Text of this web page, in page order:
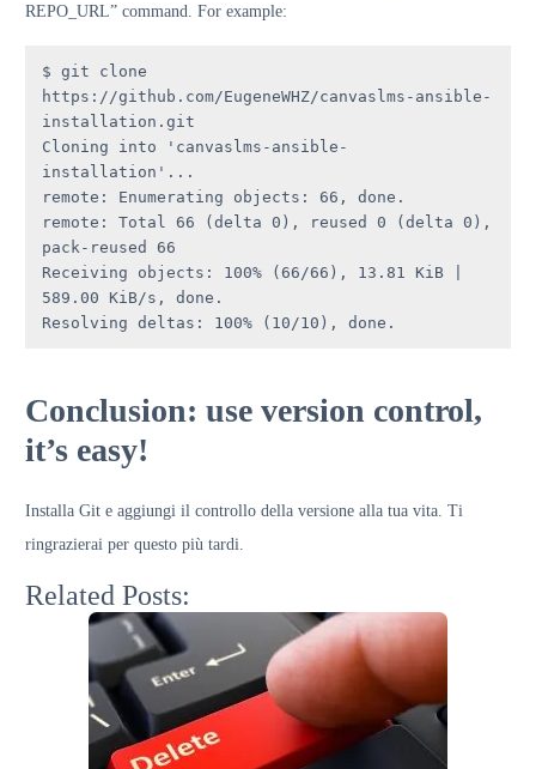
REPO_URL” command. For example:
$ git clone
https://github.com/EugeneWHZ/canvaslms-ansible-
installation.git
Cloning into 'canvaslms-ansible-
installation'...
remote: Enumerating objects: 66, done.
remote: Total 66 (delta 0), reused 0 (delta 0),
pack-reused 66
Receiving objects: 100% (66/66), 13.81 KiB |
589.00 KiB/s, done.
Resolving deltas: 100% (10/10), done.
Conclusion: use version control,
it’s easy!
Installa Git e aggiungi il controllo della versione alla tua vita. Ti
ringrazierai per questo più tardi.
Related Posts: